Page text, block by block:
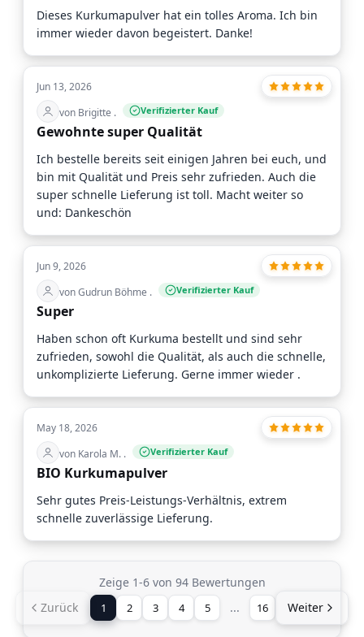
Dieses Kurkumapulver hat ein tolles Aroma. Ich bin
immer wieder davon begeistert. Danke!
Jun 13, 2026
von Brigitte .
Verifizierter Kauf
Gewohnte super Qualität
Ich bestelle bereits seit einigen Jahren bei euch, und
bin mit Qualität und Preis sehr zufrieden. Auch die
super schnelle Lieferung ist toll. Macht weiter so
und: Dankeschön
Jun 9, 2026
von Gudrun Böhme .
Verifizierter Kauf
Super
Haben schon oft Kurkuma bestellt und sind sehr
zufrieden, sowohl die Qualität, als auch die schnelle,
unkomplizierte Lieferung. Gerne immer wieder .
May 18, 2026
von Karola M. .
Verifizierter Kauf
BIO Kurkumapulver
Sehr gutes Preis-Leistungs-Verhältnis, extrem
schnelle zuverlässige Lieferung.
Zeige 1-6 von 94 Bewertungen
Zurück
1 2 3 4 5 ... 16 Weiter